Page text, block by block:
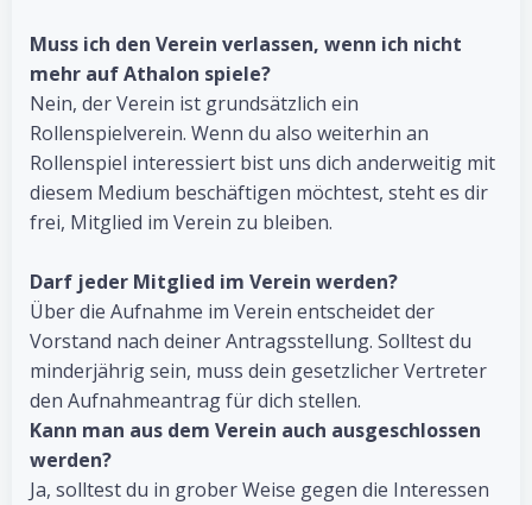
Muss ich den Verein verlassen, wenn ich nicht
mehr auf Athalon spiele?
Nein, der Verein ist grundsätzlich ein
Rollenspielverein. Wenn du also weiterhin an
Rollenspiel interessiert bist uns dich anderweitig mit
diesem Medium beschäftigen möchtest, steht es dir
frei, Mitglied im Verein zu bleiben.
Darf jeder Mitglied im Verein werden?
Über die Aufnahme im Verein entscheidet der
Vorstand nach deiner Antragsstellung. Solltest du
minderjährig sein, muss dein gesetzlicher Vertreter
den Aufnahmeantrag für dich stellen.
Kann man aus dem Verein auch ausgeschlossen
werden?
Ja, solltest du in grober Weise gegen die Interessen